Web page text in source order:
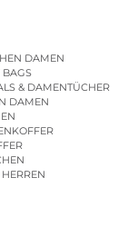
DAMEN
BAGS
& DAMENTÜCHER
DAMEN